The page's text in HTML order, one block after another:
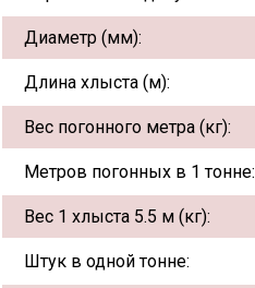
Диаметр (мм):
Длина хлыста (м):
Вес погонного метра (кг):
Метров погонных в 1 тонне:
Вес 1 хлыста 5.5 м (кг):
Штук в одной тонне: